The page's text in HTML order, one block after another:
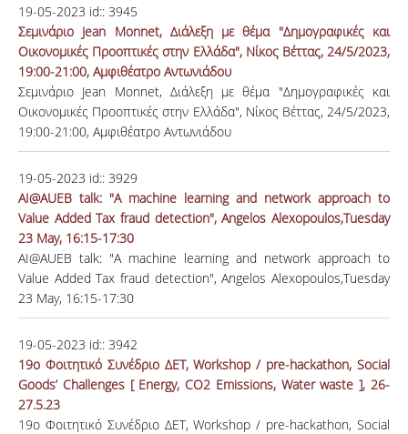
19-05-2023 id:: 3945
Σεμινάριο Jean Monnet, Διάλεξη με θέμα "Δημογραφικές και
Οικονομικές Προοπτικές στην Ελλάδα", Νίκος Βέττας, 24/5/2023,
19:00-21:00, Αμφιθέατρο Aντωνιάδου
Σεμινάριο Jean Monnet, Διάλεξη με θέμα "Δημογραφικές και
Οικονομικές Προοπτικές στην Ελλάδα", Νίκος Βέττας, 24/5/2023,
19:00-21:00, Αμφιθέατρο Aντωνιάδου
19-05-2023 id:: 3929
ΑΙ@AUEB talk: "A machine learning and network approach to
Value Added Tax fraud detection", Angelos Alexopoulos,Tuesday
23 May, 16:15-17:30
ΑΙ@AUEB talk: "A machine learning and network approach to
Value Added Tax fraud detection", Angelos Alexopoulos,Tuesday
23 May, 16:15-17:30
19-05-2023 id:: 3942
19o Φοιτητικό Συνέδριο ΔΕΤ, Workshop / pre-hackathon, Social
Goods’ Challenges [ Energy, CO2 Emissions, Water waste ], 26-
27.5.23
19o Φοιτητικό Συνέδριο ΔΕΤ, Workshop / pre-hackathon, Social